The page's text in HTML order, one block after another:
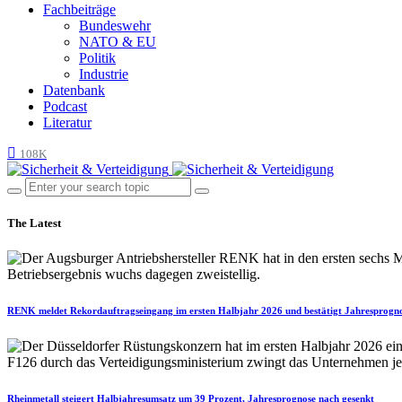
Fachbeiträge
Bundeswehr
NATO & EU
Politik
Industrie
Datenbank
Podcast
Literatur
108K
The Latest
RENK meldet Rekordauftragseingang im ersten Halbjahr 2026 und bestätigt
Rheinmetall steigert Halbjahresumsatz um 39 Prozent, Jahresprognose nach gesenkt